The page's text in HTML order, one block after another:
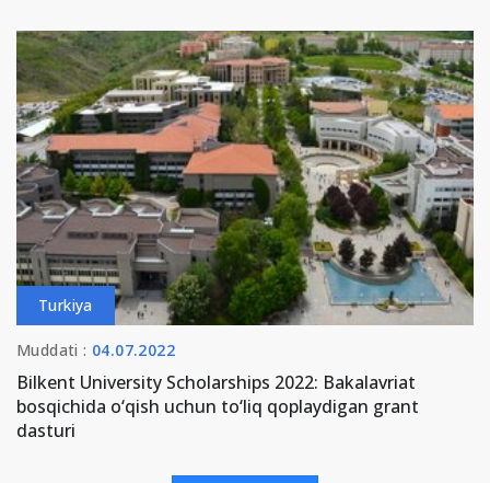
Turkiya
Muddati : 04.07.2022
Bilkent University Scholarships 2022: Bakalavriat
bosqichida o‘qish uchun to‘liq qoplaydigan grant
dasturi